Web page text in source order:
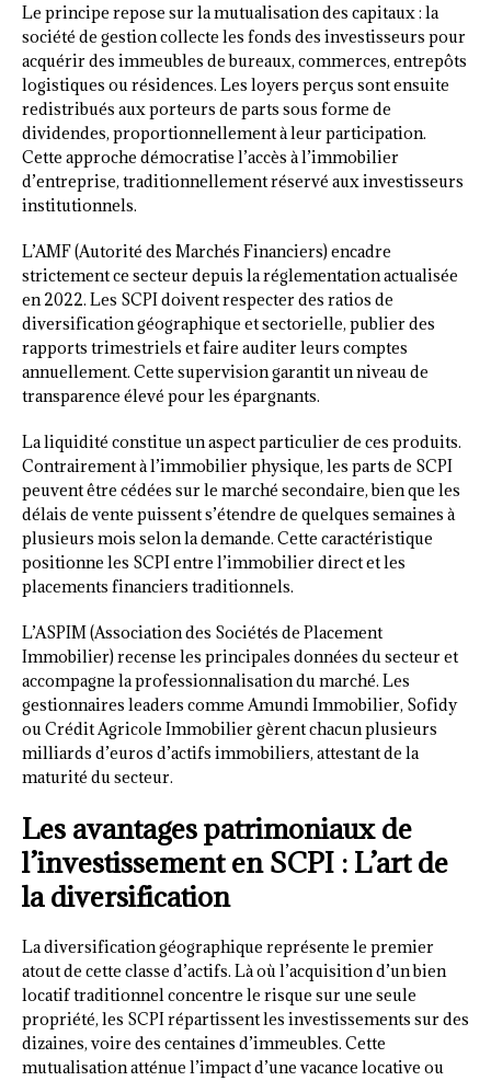
Le principe repose sur la mutualisation des capitaux : la
société de gestion collecte les fonds des investisseurs pour
acquérir des immeubles de bureaux, commerces, entrepôts
logistiques ou résidences. Les loyers perçus sont ensuite
redistribués aux porteurs de parts sous forme de
dividendes, proportionnellement à leur participation.
Cette approche démocratise l’accès à l’immobilier
d’entreprise, traditionnellement réservé aux investisseurs
institutionnels.
L’AMF (Autorité des Marchés Financiers) encadre
strictement ce secteur depuis la réglementation actualisée
en 2022. Les SCPI doivent respecter des ratios de
diversification géographique et sectorielle, publier des
rapports trimestriels et faire auditer leurs comptes
annuellement. Cette supervision garantit un niveau de
transparence élevé pour les épargnants.
La liquidité constitue un aspect particulier de ces produits.
Contrairement à l’immobilier physique, les parts de SCPI
peuvent être cédées sur le marché secondaire, bien que les
délais de vente puissent s’étendre de quelques semaines à
plusieurs mois selon la demande. Cette caractéristique
positionne les SCPI entre l’immobilier direct et les
placements financiers traditionnels.
L’ASPIM (Association des Sociétés de Placement
Immobilier) recense les principales données du secteur et
accompagne la professionnalisation du marché. Les
gestionnaires leaders comme Amundi Immobilier, Sofidy
ou Crédit Agricole Immobilier gèrent chacun plusieurs
milliards d’euros d’actifs immobiliers, attestant de la
maturité du secteur.
Les avantages patrimoniaux de
l’investissement en SCPI : L’art de
la diversification
La diversification géographique représente le premier
atout de cette classe d’actifs. Là où l’acquisition d’un bien
locatif traditionnel concentre le risque sur une seule
propriété, les SCPI répartissent les investissements sur des
dizaines, voire des centaines d’immeubles. Cette
mutualisation atténue l’impact d’une vacance locative ou